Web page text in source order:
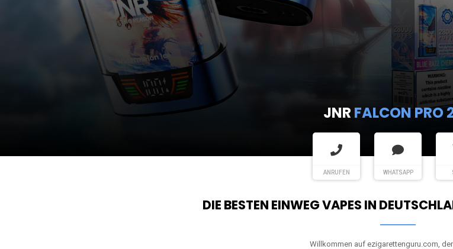
JNR FALCON PRO
ANRUFEN WHATSAPP
DIE BESTEN EINWEG VAPES IN
Willkommen auf ezigarettenguru.com,